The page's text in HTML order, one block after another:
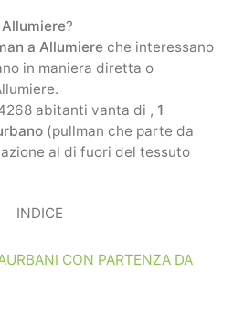
?
a Allumiereche interessano
in maniera diretta o
abitanti vanta di , 1
(pullman che parte da
al di fuori del tessuto
INDICE
CON PARTENZA DA